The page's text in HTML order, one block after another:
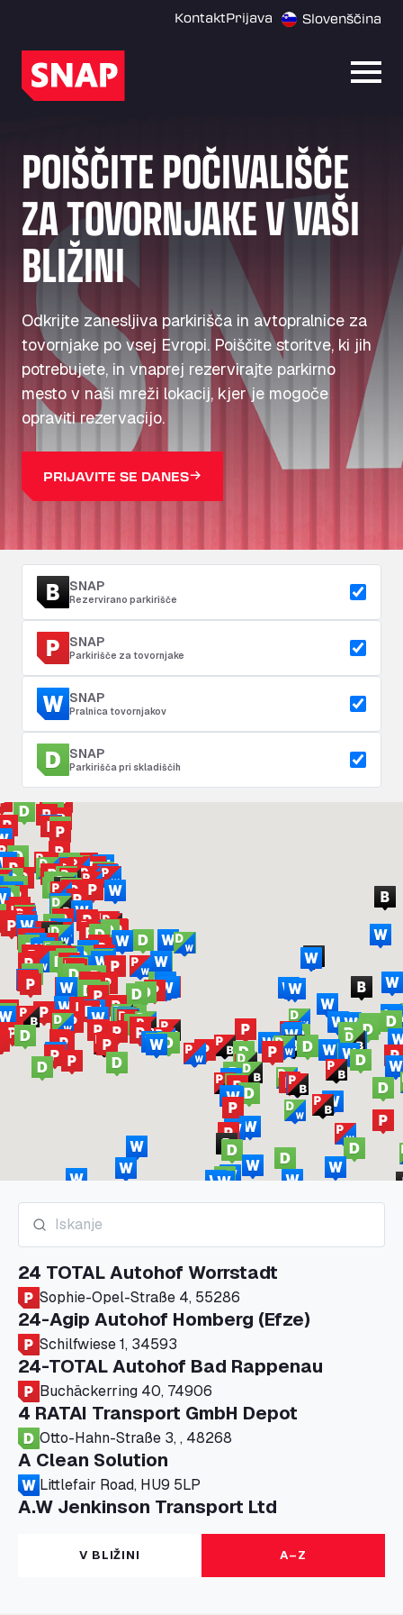
KontaktPrijava Slovenščina
POIŠČITE POČIVALIŠČE
ZA TOVORNJAKE V VAŠI
BLIŽINI
Odkrijte zanesljiva parkirišča in avtopralnice za
tovornjake po vsej Evropi. Poiščite storitve, ki jih
potrebujete, in vnaprej rezervirajte parkirno
mesto v naši mreži lokacij, kjer je mogoče
opraviti rezervacijo.
PRIJAVITE SE DANES
SNAP
Rezervirano parkirišče
SNAP
Parkirišče za tovornjake
SNAP
Pralnica tovornjakov
SNAP
Parkirišča pri skladiščih
24 TOTAL Autohof Worrstadt
Sophie-Opel-Straße 4, 55286
24-Agip Autohof Homberg (Efze)
Schilfwiese 1, 34593
24-TOTAL Autohof Bad Rappenau
Buchäckerring 40, 74906
4 RATAI Transport GmbH Depot
Otto-Hahn-Straße 3, , 48268
A Clean Solution
Littlefair Road, HU9 5LP
A.W Jenkinson Transport Ltd
Progress House, ME11 5GA
A+G Nettetal - Depot Parking
Am Panneschopp 7, 41334
V BLIŽINI A–Z